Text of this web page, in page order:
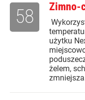
Zimno-
użytku
żelem,
58